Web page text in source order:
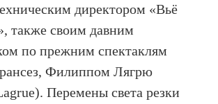
директором «Вьё
также своим давним
по прежним спектаклям
Филиппом Лягрю
Перемены света резки